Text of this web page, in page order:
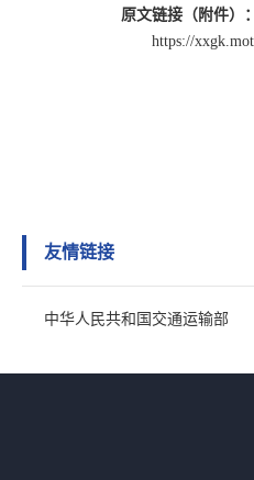
原文链接（附件）：
https://
友情链接
中华人民共和国交通运输部